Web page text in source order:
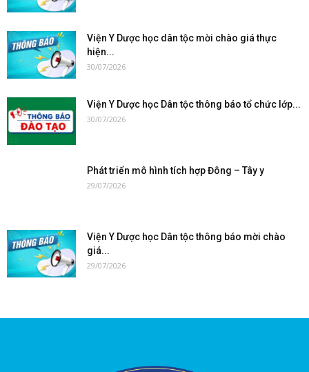
Viện Y Dược học dân tộc mời chào giá thực
hiện...
30/07/2026
Viện Y Dược học Dân tộc thông báo tổ chức lớp...
30/07/2026
Phát triển mô hình tích hợp Đông – Tây y
29/07/2026
Viện Y Dược học Dân tộc thông báo mời chào
giá...
29/07/2026